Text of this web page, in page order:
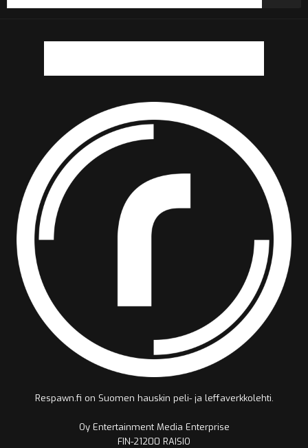
Respawn.fi on Suomen hauskin peli- ja leffaverkkolehti.
Oy Entertainment Media Enterprise
FIN-21200 RAISIO